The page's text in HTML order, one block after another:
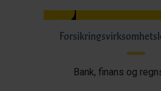
Bank, finans og